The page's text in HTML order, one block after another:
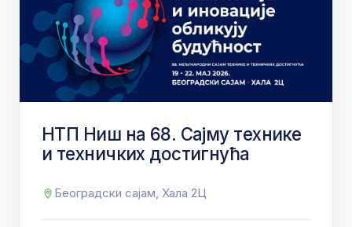
НТП Ниш на 68. Сајму технике
и техничких достигнућа
Београдски сајам, Хала 2Ц